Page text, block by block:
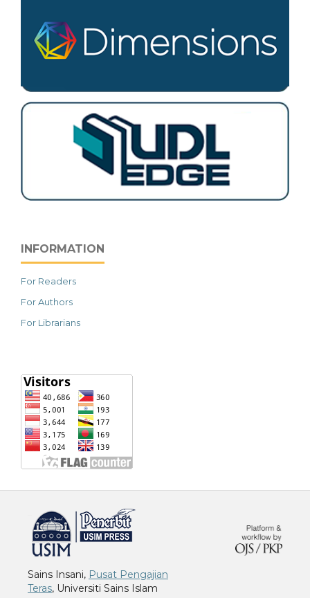
INFORMATION
For Readers
For Authors
For Librarians
Sains Insani, Pusat Pengajian
Teras, Universiti Sains Islam